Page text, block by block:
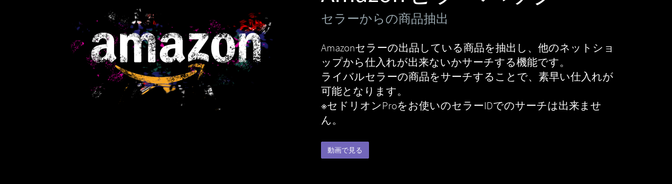
セラーからの商品抽出
Amazonセラーの出品している商品を抽出し、他のネットショ
ップから仕入れが出来ないかサーチする機能です。
ライバルセラーの商品をサーチすることで、素早い仕入れが
可能となります。
※セドリオンProをお使いのセラーIDでのサーチは出来ませ
ん。
動画で見る